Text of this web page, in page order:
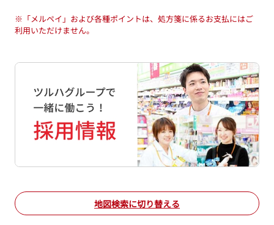
※ 「メルペイ」および各種ポイントは、処方箋に係るお支払にはご
利用いただけません。
地図検索に切り替える